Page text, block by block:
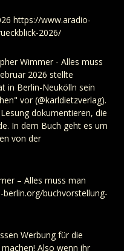
https://www.aradio-
2026/
Wimmer - Alles muss
2026 stellte
in Berlin-Neukölln sein
vor (@karldietzverlag).
dokumentieren, die
In dem Buch geht es um
von der
– Alles muss man
buchvorstellung-
Werbung für die
Also wenn ihr